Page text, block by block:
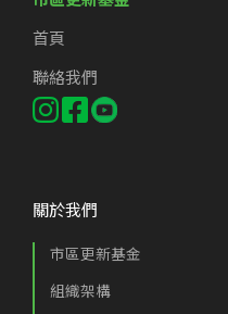
首頁
聯絡我們
關於我們
市區更新基金
組織架構